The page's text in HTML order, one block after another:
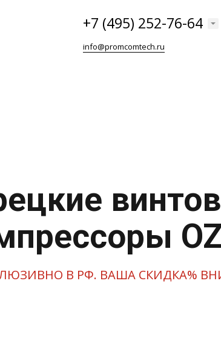
+7 (495) 252-76-64
info@promcomtech.ru
В РФ. ВАША СКИДКА%